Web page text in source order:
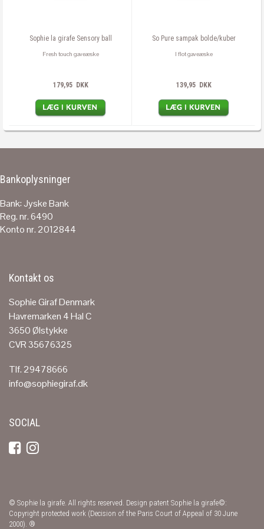
Sophie la girafe Sensory ball
Fresh touch gaveæske
179,95 DKK
So Pure sampak bolde/kuber
I flot gaveæske
139,95 DKK
Bankoplysninger
Bank: Jyske Bank
Reg. nr. 6490
Konto nr. 2012844
Kontakt os
Sophie Giraf Denmark
Havremarken 4 Hal C
3650 Ølstykke
CVR 35676325
Tlf. 29478666
info@sophiegiraf.dk
SOCIAL
© Sophie la girafe. All rights reserved. Design patent Sophie la girafe©:
Copyright protected work (Decision of the Paris Court of Appeal of 30 June
2000). ®